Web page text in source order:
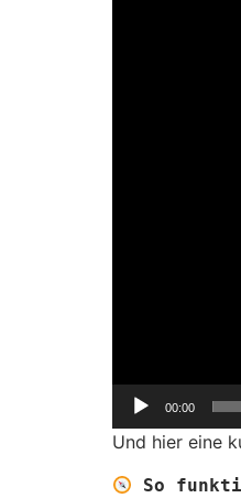
00:00
Und hier eine
So